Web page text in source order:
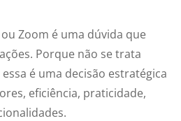
Zoom é uma dúvida que
Porque não se trata
é uma decisão estratégica
eficiência, praticidade,